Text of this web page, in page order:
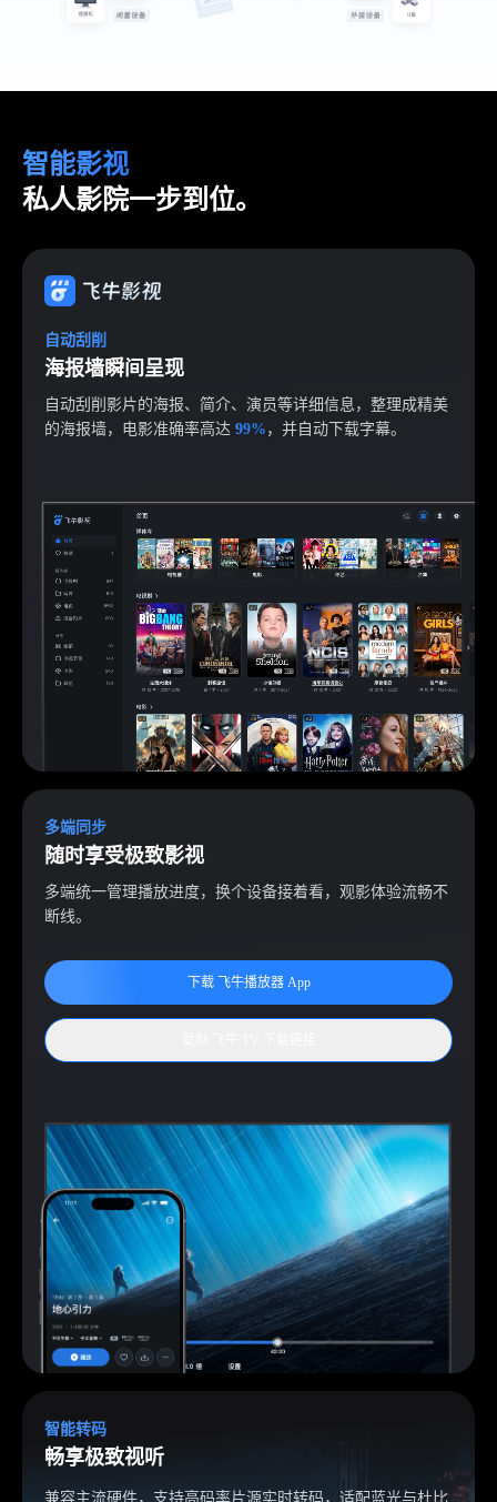
智能影视
私人影院一步到位。
自动刮削
海报墙瞬间呈现
自动刮削影片的海报、简介、演员等详细信息，整理成精美
的海报墙，电影准确率高达 99% ，并自动下载字幕。
多端同步
随时享受极致影视
多端统一管理播放进度，换个设备接着看，观影体验流畅不
断线。
下载 飞牛播放器 App
智能转码
畅享极致视听
兼容主流硬件，支持高码率片源实时转码，适配蓝光与杜比